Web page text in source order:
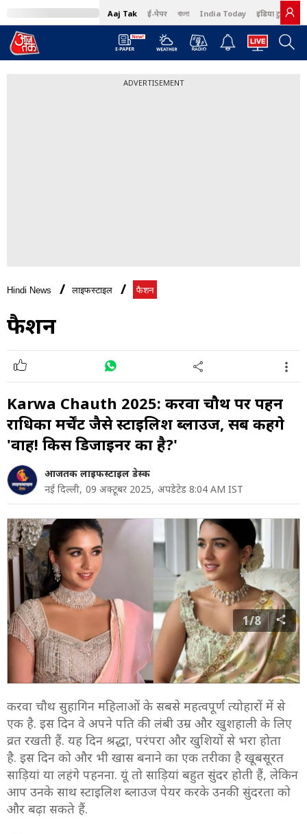
Aaj Tak ई-पेपर বাংলা India Today इंडिया टुडे हिंदी
ADVERTISEMENT
Hindi News लाइफस्टाइल फैशन
फैशन
Karwa Chauth 2025: करवा चौथ पर पहनें
राधिका मर्चेंट जैसे स्टाइलिश ब्लाउज, सब कहेंगे
'वाह! किस डिजाइनर का है?'
आजतक लाइफस्टाइल डेस्क
नई दिल्ली, 09 अक्टूबर 2025, अपडेटेड 8:04 AM IST
1/8
करवा चौथ सुहागिन महिलाओं के सबसे महत्वपूर्ण त्योहारों में से
एक है. इस दिन वे अपने पति की लंबी उम्र और खुशहाली के लिए
व्रत रखती हैं. यह दिन श्रद्धा, परंपरा और खुशियों से भरा होता
है. इस दिन को और भी खास बनाने का एक तरीका है खूबसूरत
साड़ियां या लहंगे पहनना. यूं तो साड़ियां बहुत सुंदर होती हैं, लेकिन
आप उनके साथ स्टाइलिश ब्लाउज पेयर करके उनकी सुंदरता को
और बढ़ा सकते हैं.